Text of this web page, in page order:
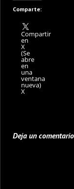
Comparte:
Compartir
en
X
(Se
abre
en
una
ventana
nueva)
X
Deja un comentario